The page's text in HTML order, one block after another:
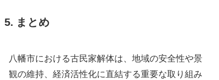
5. まとめ
八幡市における古民家解体は、地域の安全性や景
観の維持、経済活性化に直結する重要な取り組み